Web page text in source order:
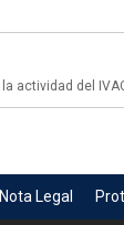
actividad del
Nota Legal